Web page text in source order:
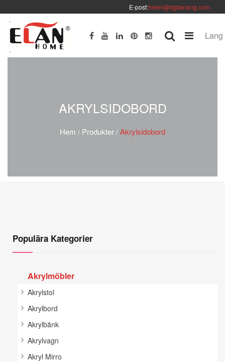
E-post:helen@dgfaxiang.com
Lang
AKRYLSIDOBORD
Hem / Produkter / Akrylsidobord
Populära Kategorier
Akrylmöbler
Akrylstol
Akrylbord
Akrylbänk
Akrylvagn
Akryl Mirro